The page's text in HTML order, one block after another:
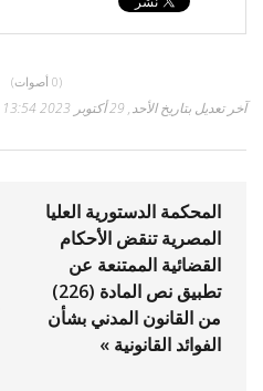
(0 أصوات)
آخر تعديل بتاريخ الأحد, 29 أكتوبر 2023 13:54
المحكمة الدستورية العليا
المصرية تنقض الأحكام
القضائية الممتنعة عن
تطبيق نص المادة (226)
من القانون المدني بشأن
الفوائد القانونية »